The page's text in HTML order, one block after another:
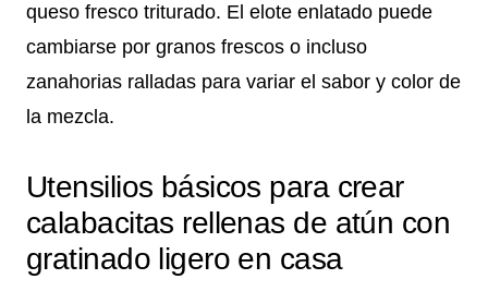
queso fresco triturado. El elote enlatado puede
cambiarse por granos frescos o incluso
zanahorias ralladas para variar el sabor y color de
la mezcla.
Utensilios básicos para crear
calabacitas rellenas de atún con
gratinado ligero en casa